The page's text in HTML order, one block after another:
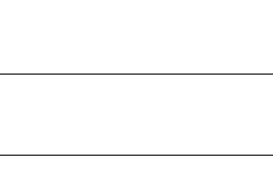
Województwo
Województwo